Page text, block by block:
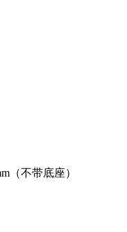
（不带底座）